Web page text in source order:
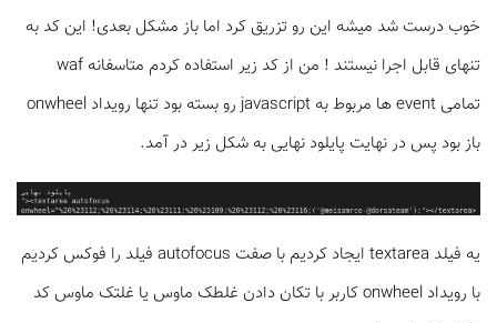
خوب درست شد میشه این رو تزریق کرد اما باز مشکل بعدی! این کد به
تنهای قابل اجرا نیستند ! من از کد زیر استفاده کردم متاسفانه waf
تمامی event ها مربوط به javascript رو بسته بود تنها رویداد onwheel
باز بود پس در نهایت پایلود نهایی به شکل زیر در آمد.
یه فیلد textarea ایجاد کردیم با صفت autofocus فیلد را فوکس کردیم
با رویداد onwheel کاربر با تکان دادن غلطک ماوس یا غلتک ماوس کد